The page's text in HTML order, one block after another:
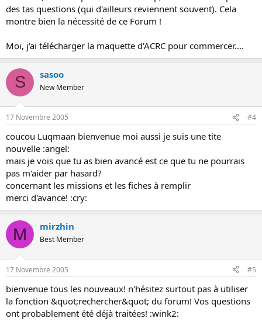
des tas questions (qui d'ailleurs reviennent souvent). Cela
montre bien la nécessité de ce Forum !
Moi, j'ai télécharger la maquette d'ACRC pour commercer....
S sasoo
New Member
17 Novembre 2005 #4
coucou Luqmaan bienvenue moi aussi je suis une tite
nouvelle :angel:
mais je vois que tu as bien avancé est ce que tu ne pourrais
pas m'aider par hasard?
concernant les missions et les fiches à remplir
merci d'avance! :cry:
M mirzhin
Best Member
17 Novembre 2005 #5
bienvenue tous les nouveaux! n'hésitez surtout pas à utiliser
la fonction &quot;rechercher&quot; du forum! Vos questions
ont probablement été déjà traitées! :wink2: